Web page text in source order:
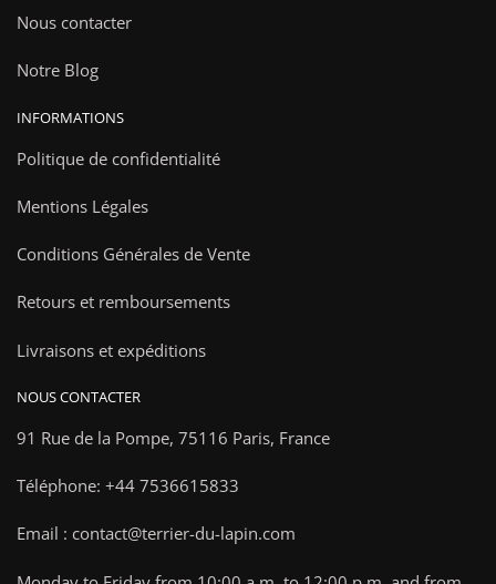
Nous contacter
Notre Blog
INFORMATIONS
Politique de confidentialité
Mentions Légales
Conditions Générales de Vente
Retours et remboursements
Livraisons et expéditions
NOUS CONTACTER
91 Rue de la Pompe, 75116 Paris, France
Téléphone: +44 7536615833
Email : contact@terrier-du-lapin.com